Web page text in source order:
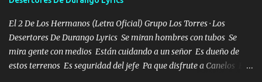
El 2 De Los Hermanos (Letra Oficial) Grupo Los Torres · Los
Desertores De Durango Lyrics Se miran hombres con tubos Se
mira gente con medios Están cuidando a un señor Es dueño de
estos terrenos Es seguridad del jefe Pa que disfrute a Canelos Es